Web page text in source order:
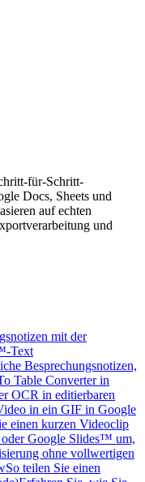
für-Schritt-
Docs, Sheets und
auf echten
und
mit der
Text
Besprechungsnotizen,
Table Converter in
OCR in editierbaren
in ein GIF in Google
einen kurzen Videoclip
Google Slides™ um,
ohne vollwertigen
So teilen Sie einen